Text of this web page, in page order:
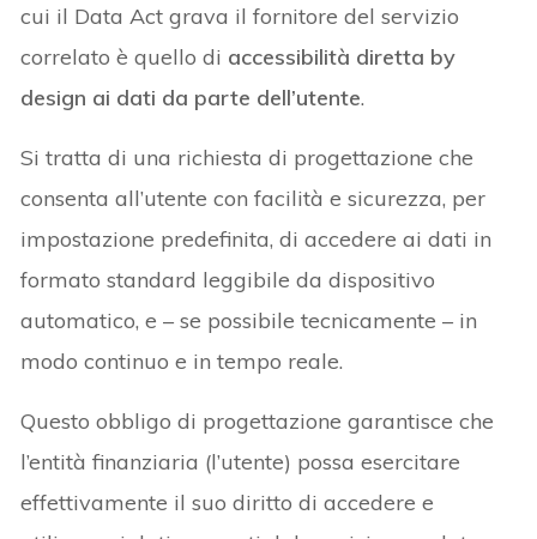
cui il Data Act grava il fornitore del servizio
correlato è quello di accessibilità diretta by
design ai dati da parte dell’utente.
Si tratta di una richiesta di progettazione che
consenta all’utente con facilità e sicurezza, per
impostazione predefinita, di accedere ai dati in
formato standard leggibile da dispositivo
automatico, e – se possibile tecnicamente – in
modo continuo e in tempo reale.
Questo obbligo di progettazione garantisce che
l’entità finanziaria (l’utente) possa esercitare
effettivamente il suo diritto di accedere e